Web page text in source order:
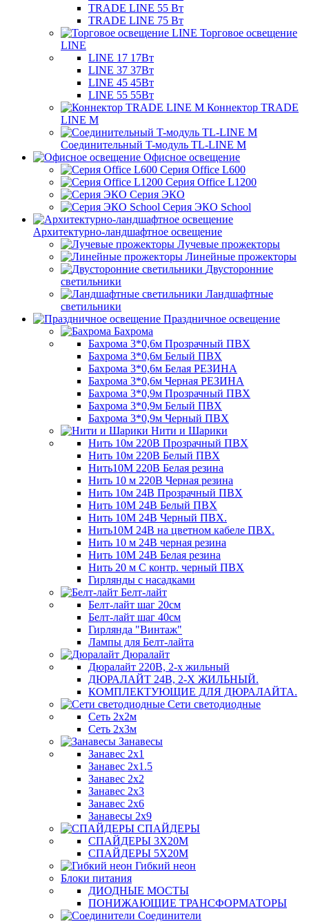
TRADE LINE 55 Вт
TRADE LINE 75 Вт
Торговое освещение
LINE
LINE 17 17Вт
LINE 37 37Вт
LINE 45 45Вт
LINE 55 55Вт
Коннектор TRADE
LINE M
Соединительный T-модуль TL-LINE M
Офисное освещение
Серия Office L600
Серия Office L1200
Серия ЭКО
Серия ЭКО School
Архитектурно-ландшафтное освещение
Лучевые прожекторы
Линейные прожекторы
Двусторонние
светильники
Ландшафтные
светильники
Праздничное освещение
Бахрома
Бахрома 3*0,6м Прозрачный ПВХ
Бахрома 3*0,6м Белый ПВХ
Бахрома 3*0,6м Белая РЕЗИНА
Бахрома 3*0,6м Черная РЕЗИНА
Бахрома 3*0,9м Прозрачный ПВХ
Бахрома 3*0,9м Белый ПВХ
Бахрома 3*0,9м Черный ПВХ
Нити и Шарики
Нить 10м 220В Прозрачный ПВХ
Нить 10м 220В Белый ПВХ
Нить10М 220В Белая резина
Нить 10 м 220В Черная резина
Нить 10м 24В Прозрачный ПВХ
Нить 10М 24В Белый ПВХ
Нить 10М 24В Черный ПВХ.
Нить10М 24В на цветном кабеле ПВХ.
Нить 10 м 24В черная резина
Нить 10М 24В Белая резина
Нить 20 м С контр. черный ПВХ
Гирлянды с насадками
Белт-лайт
Белт-лайт шаг 20см
Белт-лайт шаг 40см
Гирлянда "Винтаж"
Лампы для Белт-лайта
Дюралайт
Дюралайт 220В, 2-х жильный
ДЮРАЛАЙТ 24В, 2-Х ЖИЛЬНЫЙ.
КОМПЛЕКТУЮЩИЕ ДЛЯ ДЮРАЛАЙТА.
Сети светодиодные
Сеть 2х2м
Сеть 2х3м
Занавесы
Занавес 2х1
Занавес 2х1.5
Занавес 2х2
Занавес 2х3
Занавес 2х6
Занавесы 2х9
СПАЙДЕРЫ
СПАЙДЕРЫ 3Х20М
СПАЙДЕРЫ 5Х20М
Гибкий неон
Блоки питания
ДИОДНЫЕ МОСТЫ
ПОНИЖАЮЩИЕ ТРАНСФОРМАТОРЫ
Соединители